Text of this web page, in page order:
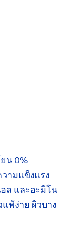
น 0%
วามแข็งแรง
ล และอะมิโน
แพ้ง่าย ผิวบาง